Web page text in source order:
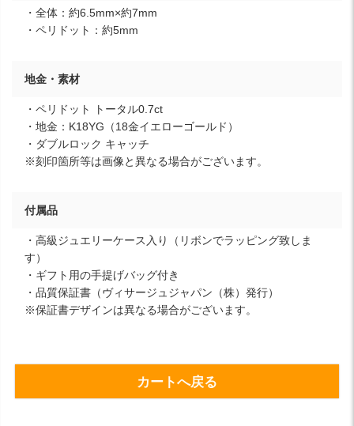
・全体：約6.5mm×約7mm
・ペリドット：約5mm
地金・素材
・ペリドット トータル0.7ct
・地金：K18YG（18金イエローゴールド）
・ダブルロック キャッチ
※刻印箇所等は画像と異なる場合がございます。
付属品
・高級ジュエリーケース入り（リボンでラッピング致しま
す）
・ギフト用の手提げバッグ付き
・品質保証書（ヴィサージュジャパン（株）発行）
※保証書デザインは異なる場合がございます。
カートへ戻る